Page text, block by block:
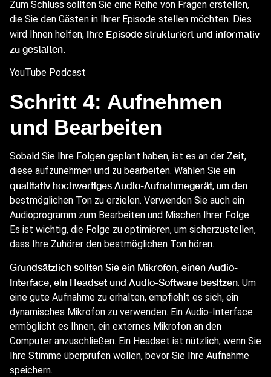
Zum Schluss sollten Sie eine Reihe von Fragen erstellen,
die Sie den Gästen in Ihrer Episode stellen möchten. Dies
wird Ihnen helfen, Ihre Episode strukturiert und informativ
zu gestalten.
YouTube Podcast
Schritt 4: Aufnehmen
und Bearbeiten
Sobald Sie Ihre Folgen geplant haben, ist es an der Zeit,
diese aufzunehmen und zu bearbeiten. Wählen Sie ein
qualitativ hochwertiges Audio-Aufnahmegerät, um den
bestmöglichen Ton zu erzielen. Verwenden Sie auch ein
Audioprogramm zum Bearbeiten und Mischen Ihrer Folge.
Es ist wichtig, die Folge zu optimieren, um sicherzustellen,
dass Ihre Zuhörer den bestmöglichen Ton hören.
Grundsätzlich sollten Sie ein Mikrofon, einen Audio-
Interface, ein Headset und Audio-Software besitzen. Um
eine gute Aufnahme zu erhalten, empfiehlt es sich, ein
dynamisches Mikrofon zu verwenden. Ein Audio-Interface
ermöglicht es Ihnen, ein externes Mikrofon an den
Computer anzuschließen. Ein Headset ist nützlich, wenn Sie
Ihre Stimme überprüfen wollen, bevor Sie Ihre Aufnahme
speichern.